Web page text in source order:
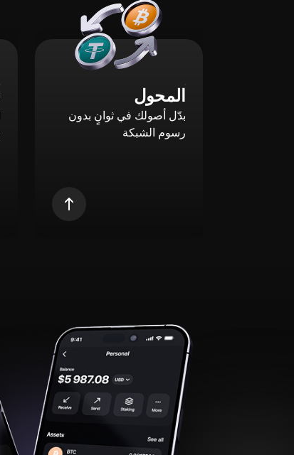
المحول
بدّل أصولك في ثوانٍ بدون
رسوم الشبكة